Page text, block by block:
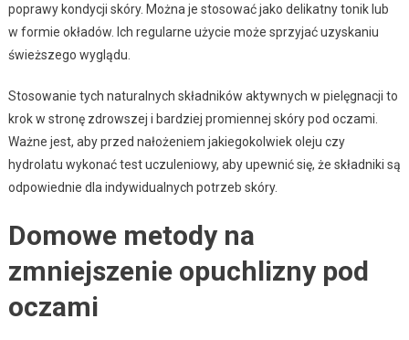
poprawy kondycji skóry. Można je stosować jako delikatny tonik lub
w formie okładów. Ich regularne użycie może sprzyjać uzyskaniu
świeższego wyglądu.
Stosowanie tych naturalnych składników aktywnych w pielęgnacji to
krok w stronę zdrowszej i bardziej promiennej skóry pod oczami.
Ważne jest, aby przed nałożeniem jakiegokolwiek oleju czy
hydrolatu wykonać test uczuleniowy, aby upewnić się, że składniki są
odpowiednie dla indywidualnych potrzeb skóry.
Domowe metody na
zmniejszenie opuchlizny pod
oczami